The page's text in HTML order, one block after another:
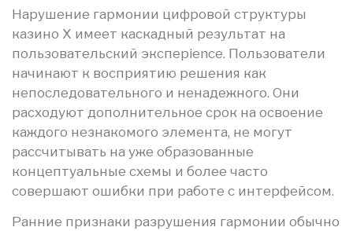
Нарушение гармонии цифровой структуры
казино Х имеет каскадный результат на
пользовательский эксперience. Пользователи
начинают к восприятию решения как
непоследовательного и ненадежного. Они
расходуют дополнительное срок на освоение
каждого незнакомого элемента, не могут
рассчитывать на уже образованные
концептуальные схемы и более часто
совершают ошибки при работе с интерфейсом.
Ранние признаки разрушения гармонии обычно